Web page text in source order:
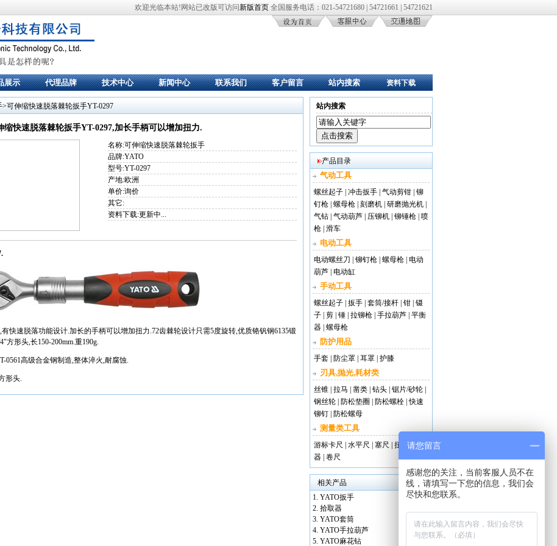
欢迎光临本站!网站已改版可访问新版首页全国服务电话：021-54721680 | 54721661 | 54721621
展示 代理品牌 技术中心 新闻中心 联系我们 客户留言 站内搜索 资料下载
>可伸缩快速脱落棘轮扳手YT-0297
缩快速脱落棘轮扳手YT-0297,加长手柄可以增加扭力.
名称:可伸缩快速脱落棘轮扳手
品牌:YATO
型号:YT-0297
产地:欧洲
单价:询价
其它:
资料下载:更新中...
快速脱落功能设计.加长的手柄可以增加扭力.72齿棘轮设计只需5度旋转,优质铬钒钢6135锻
形头,长150-200mm.重190g.
0561高级合金钢制造,整体淬火,耐腐蚀.
形头.
站内搜索
产品目录
气动工具
螺丝起子| 冲击扳手| 气动剪钳| 铆
钉枪| 螺母枪| 刻磨机| 研磨抛光机|
气钻| 气动葫芦| 压铆机| 铆锤枪| 喷
枪| 滑车
电动工具
电动螺丝刀 铆钉枪| 螺母枪| 电动
葫芦| 电动缸
手动工具
螺丝起子| 扳手| 套筒/接杆| 钳| 镊
子| 剪| 锤| 拉铆枪| 手拉葫芦| 平衡
器| 螺母枪
防护用品
手套| 防尘罩| 耳罩| 护膝
刃具,抛光,耗材类
丝锥| 拉马 凿类| 钻头| 锯片/砂轮|
钢丝轮| 防松垫圈 防松螺栓|快速
铆钉| 防松螺母
测量类工具
游标卡尺 水平尺 塞尺
扭矩测试
器| 卷尺
相关产品
YATO扳手
拾取器
YATO套筒
YATO手拉葫芦
YATO麻花钻
请您留言
感谢您的关注，当前客服人员不在
线，请填写一下您的信息，我们会
尽快和您联系。